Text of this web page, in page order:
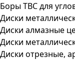
Боры ТВС для
Диски
Диски алмазные
Диски
Диски отрезные,